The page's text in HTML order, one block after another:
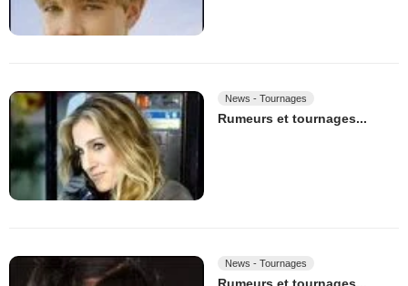
News - Tournages
Rumeurs et tournages...
News - Tournages